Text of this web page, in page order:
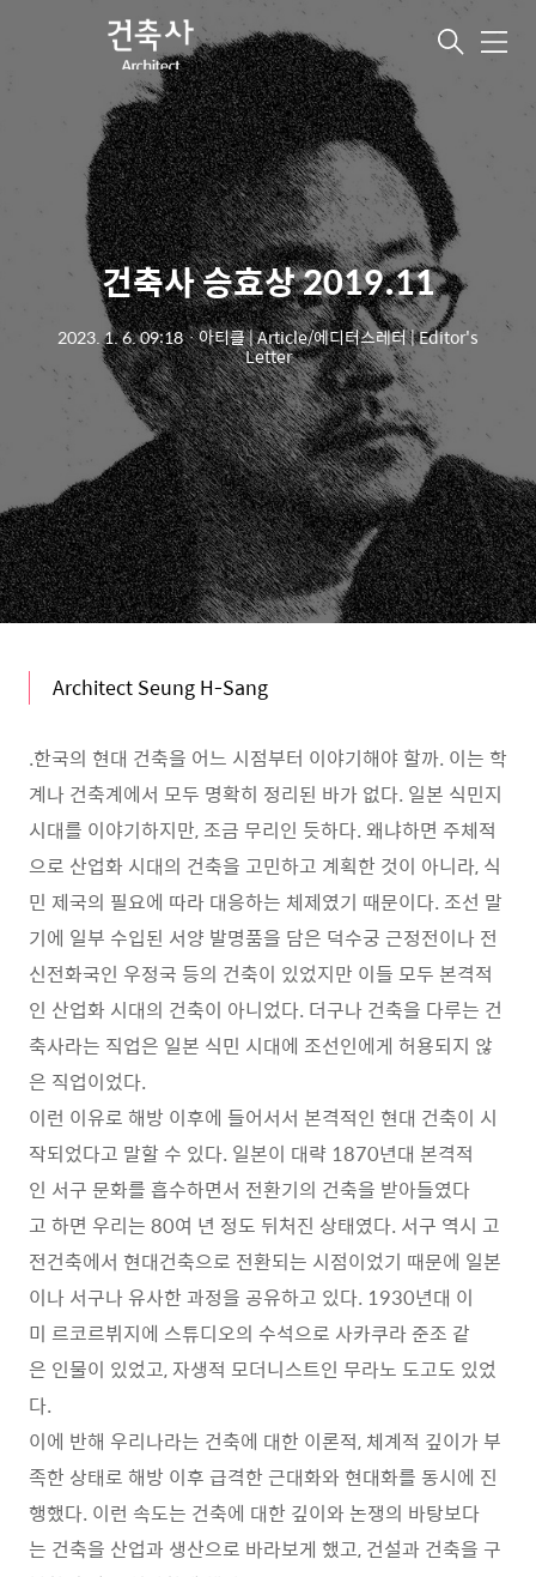
메
건축사 승효상 2019.11
2023. 1. 6. 09:18ㆍ아티클 | Article/에디터스레터 | Editor's
Letter
Architect Seung H-Sang
.한국의 현대 건축을 어느 시점부터 이야기해야 할까. 이는 학
계나 건축계에서 모두 명확히 정리된 바가 없다. 일본 식민지
시대를 이야기하지만, 조금 무리인 듯하다. 왜냐하면 주체적
으로 산업화 시대의 건축을 고민하고 계획한 것이 아니라, 식
민 제국의 필요에 따라 대응하는 체제였기 때문이다. 조선 말
기에 일부 수입된 서양 발명품을 담은 덕수궁 근정전이나 전
신전화국인 우정국 등의 건축이 있었지만 이들 모두 본격적
인 산업화 시대의 건축이 아니었다. 더구나 건축을 다루는 건
축사라는 직업은 일본 식민 시대에 조선인에게 허용되지 않
은 직업이었다.
이런 이유로 해방 이후에 들어서서 본격적인 현대 건축이 시
작되었다고 말할 수 있다. 일본이 대략 1870년대 본격적
인 서구 문화를 흡수하면서 전환기의 건축을 받아들였다
고 하면 우리는 80여 년 정도 뒤처진 상태였다. 서구 역시 고
전건축에서 현대건축으로 전환되는 시점이었기 때문에 일본
이나 서구나 유사한 과정을 공유하고 있다. 1930년대 이
미 르코르뷔지에 스튜디오의 수석으로 사카쿠라 준조 같
은 인물이 있었고, 자생적 모더니스트인 무라노 도고도 있었
다.
이에 반해 우리나라는 건축에 대한 이론적, 체계적 깊이가 부
족한 상태로 해방 이후 급격한 근대화와 현대화를 동시에 진
행했다. 이런 속도는 건축에 대한 깊이와 논쟁의 바탕보다
는 건축을 산업과 생산으로 바라보게 했고, 건설과 건축을 구